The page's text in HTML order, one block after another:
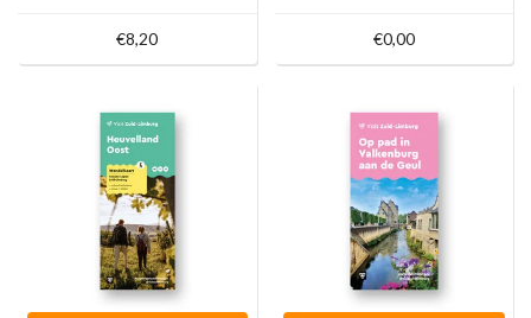
€8,20 €0,00